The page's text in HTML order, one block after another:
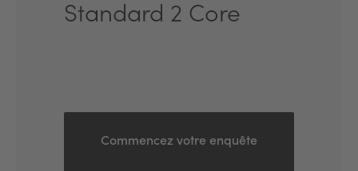
Standard 2 Core
Commencez votre enquête